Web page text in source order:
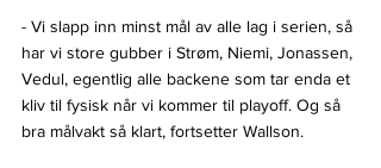
- Vi slapp inn minst mål av alle lag i serien, så
har vi store gubber i Strøm, Niemi, Jonassen,
Vedul, egentlig alle backene som tar enda et
kliv til fysisk når vi kommer til playoff. Og så
bra målvakt så klart, fortsetter Wallson.